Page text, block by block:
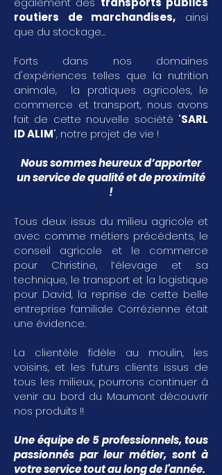
routiers de marchandises, ainsi
que du stockage...
Forts dans nos domaines
d'expériences telles que la nutrition
animale, la pratiques agricoles, le
commerce et transport, nous avons
fait de cette nouvelle société "SARL
ID ALIM", notre projet de vie !
Nous sommes heureux d’apporter
un service de qualité et de proximité
!
Tous deux issus du milieu agricole et
avec comme métiers précédents, le
conseil agricole et le commerce
pour Christine, l’élevage et sa
technique, le transport et la logistique
pour David, la reprise de cette belle
entreprise familiale Corrézienne était
une évidence.
La clientèle fidèle au moulin, les
voisins, et les futurs clients issus de
tous les milieux, pourrons continuer à
venir au bord du Maumont découvrir
nos produits !!
Une équipe de 5 professionnels, tous
passionnés par leur métier, sont à
votre service tout au long de l'année.